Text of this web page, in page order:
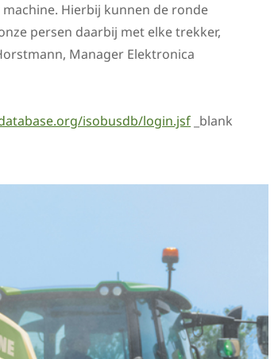
Hierbij kunnen de ronde
persen daarbij met elke trekker,
Manager Elektronica
isobusdb/login.jsf _blank